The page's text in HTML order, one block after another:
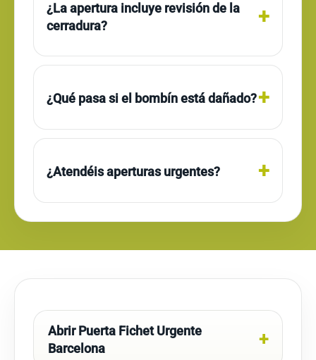
¿La apertura incluye revisión de la
cerradura?
¿Qué pasa si el bombín está dañado?
¿Atendéis aperturas urgentes?
Abrir Puerta Fichet Urgente
Barcelona